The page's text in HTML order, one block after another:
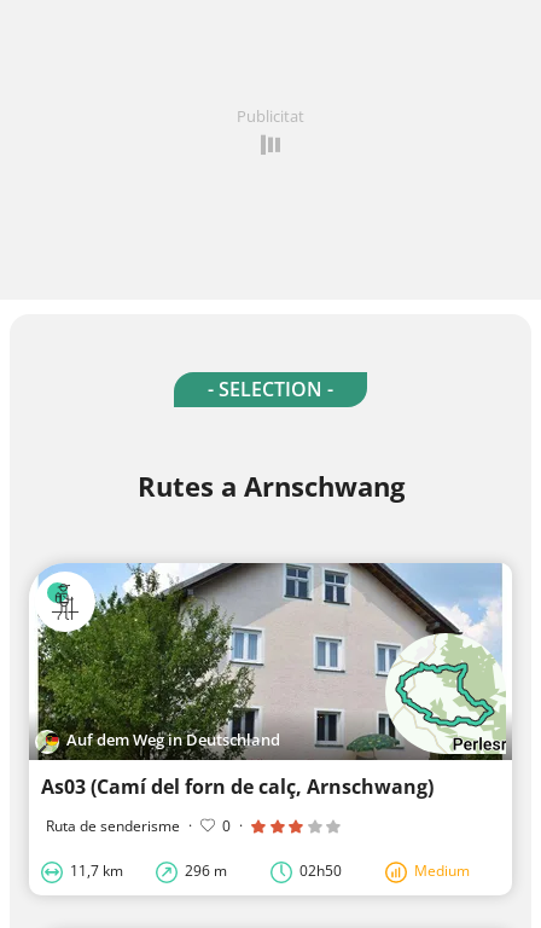
Publicitat
- SELECTION -
Rutes a Arnschwang
Auf dem Weg in Deutschland
As03 (Camí del forn de calç, Arnschwang)
Ruta de senderisme · 0 ·
11,7 km 296 m 02h50 Medium